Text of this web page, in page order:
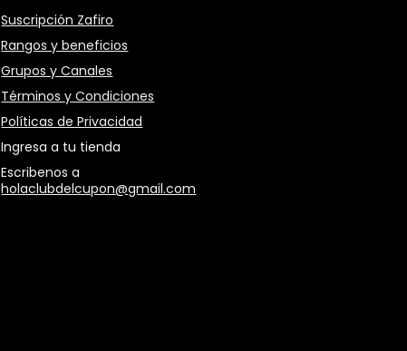
Suscripción Zafiro
Rangos y beneficios
Grupos y Canales
Términos y Condiciones
Políticas de Privacidad
Ingresa a tu tienda
Escribenos a
holaclubdelcupon@gmail.com